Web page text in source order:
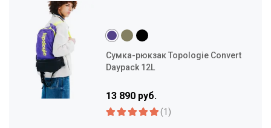
Сумка-рюкзак Topologie Convert
Daypack 12L
13 890 руб.
(1)